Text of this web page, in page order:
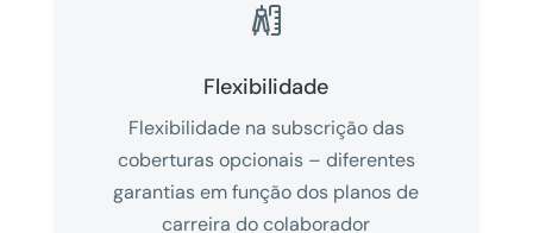

Flexibilidade
Flexibilidade na subscrição das
coberturas opcionais – diferentes
garantias em função dos planos de
carreira do colaborador